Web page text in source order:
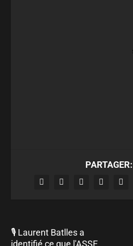
PARTAGER:
🎙 Laurent Batlles a